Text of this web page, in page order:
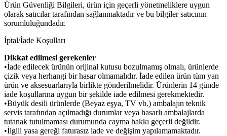
Ürün Güvenliği Bilgileri, ürün için geçerli yönetmeliklere uygun
olarak satıcılar tarafından sağlanmaktadır ve bu bilgiler satıcının
sorumluluğundadır.
İptal/İade Koşulları
Dikkat edilmesi gerekenler
•İade edilecek ürünün orijinal kutusu bozulmamış olmalı, ürünlerde
çizik veya herhangi bir hasar olmamalıdır. İade edilen ürün tüm yan
ürün ve aksesuarlarıyla birlikte gönderilmelidir. Ürünlerin 14 günde
iade koşullarına uygun bir şekilde iade edilmesi gerekmektedir.
•Büyük desili ürünlerde (Beyaz eşya, TV vb.) ambalajın teknik
servis tarafından açılmadığı durumlar veya hasarlı ambalajlarda
tutanak tutulmaması durumunda cayma hakkı geçerli değildir.
•İlgili yasa gereği faturasız iade ve değişim yapılamamaktadır.